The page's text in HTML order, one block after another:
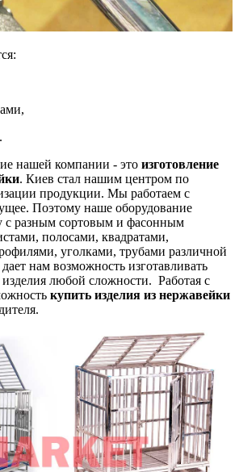
нашей компании - это изготовление
. Киев стал нашим центром по
продукции. Мы работаем с
Поэтому наше оборудование
с разным сортовым и фасонным
полосами, квадратами,
уголками, трубами различной
нам возможность изготавливать
любой сложности. Работая с
купить изделия из нержавейки